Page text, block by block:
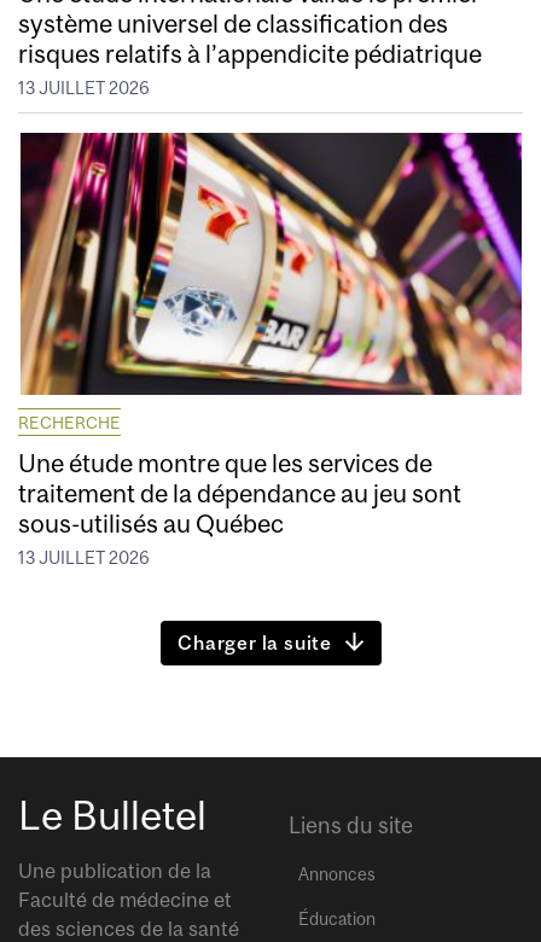
système universel de classification des
risques relatifs à l’appendicite pédiatrique
13 JUILLET 2026
RECHERCHE
Une étude montre que les services de
traitement de la dépendance au jeu sont
sous-utilisés au Québec
13 JUILLET 2026
Charger la suite
Le Bulletel
Une publication de la
Faculté de médecine et
des sciences de la santé
Liens du site
Annonces
Éducation